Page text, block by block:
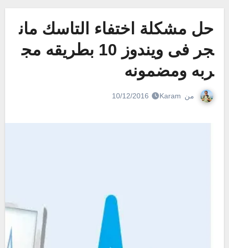
حل مشكلة اختفاء التاسك مان
جر فى ويندوز 10 بطريقه مج
ربه ومضمونه
من Karam
10/12/2016